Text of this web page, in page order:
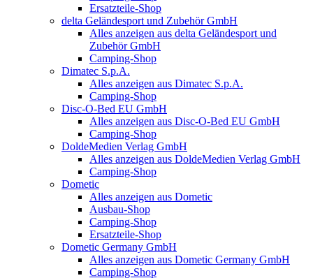
Ersatzteile-Shop
delta Geländesport und Zubehör GmbH
Alles anzeigen aus delta Geländesport und
Zubehör GmbH
Camping-Shop
Dimatec S.p.A.
Alles anzeigen aus Dimatec S.p.A.
Camping-Shop
Disc-O-Bed EU GmbH
Alles anzeigen aus Disc-O-Bed EU GmbH
Camping-Shop
DoldeMedien Verlag GmbH
Alles anzeigen aus DoldeMedien Verlag GmbH
Camping-Shop
Dometic
Alles anzeigen aus Dometic
Ausbau-Shop
Camping-Shop
Ersatzteile-Shop
Dometic Germany GmbH
Alles anzeigen aus Dometic Germany GmbH
Camping-Shop